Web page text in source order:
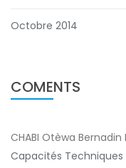
Octobre 2014
COMENTS
CHABI Otèwa Bernadin
Capacités Techniques